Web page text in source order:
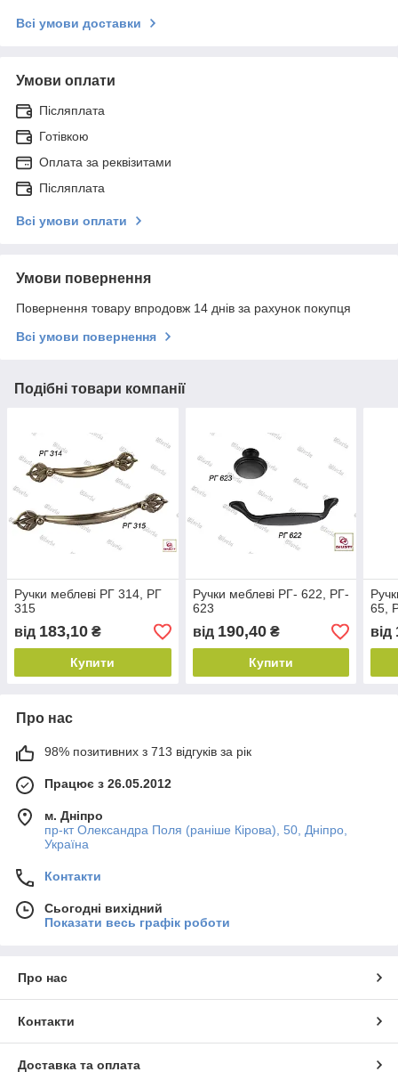
Всі умови доставки
Умови оплати
Післяплата
Готівкою
Оплата за реквізитами
Післяплата
Всі умови оплати
Умови повернення
Повернення товару впродовж 14 днів за рахунок покупця
Всі умови повернення
Подібні товари компанії
Ручки меблеві РГ 314, РГ
315
від 183,10 ₴
Купити
Ручки меблеві РГ- 622, РГ-
623
від 190,40₴
Купити
65,
від
Про нас
98% позитивних з 713 відгуків за рік
Працює з 26.05.2012
м. Дніпро
пр-кт Олександра Поля (раніше Кірова), 50, Дніпро,
Україна
Контакти
Сьогодні вихідний
Показати весь графік роботи
Про нас
Контакти
Доставка та оплата